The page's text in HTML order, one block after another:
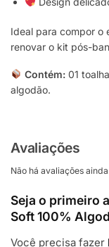
Ideal para compor o
renovar o kit pós-
Contém:01
algodão.
Avaliações
Não há avaliações
Seja o primeiro
Soft 100%
Você precisa fazer